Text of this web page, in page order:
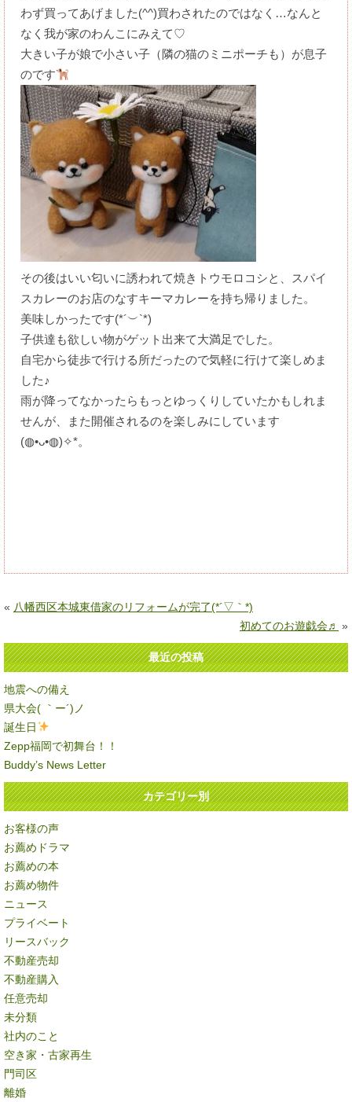
わず買ってあげました(^^)買わされたのではなく…なんと
なく我が家のわんこにみえて♡
大きい子が娘で小さい子（隣の猫のミニポーチも）が息子
のです
その後はいい匂いに誘われて焼きトウモロコシと、スパイ
スカレーのお店のなすキーマカレーを持ち帰りました。
美味しかったです(⁠*⁠´⁠︶⁠`⁠*⁠)⁠
子供達も欲しい物がゲット出来て大満足でした。
自宅から徒歩で行ける所だったので気軽に行けて楽しめま
した♪
雨が降ってなかったらもっとゆっくりしていたかもしれま
せんが、また開催されるのを楽しみにしています
(⁠◍⁠•⁠ᴗ⁠•⁠◍⁠)⁠✧⁠*⁠。
« 八幡西区本城東借家のリフォームが完了(*´▽｀*)
初めてのお遊戯会♬ »
最近の投稿
地震への備え
県大会( ｀ー´)ノ
誕生日
Zepp福岡で初舞台！！
Buddy’s News Letter
カテゴリー別
お客様の声
お薦めドラマ
お薦めの本
お薦め物件
ニュース
プライベート
リースバック
不動産売却
不動産購入
任意売却
未分類
社内のこと
空き家・古家再生
門司区
離婚